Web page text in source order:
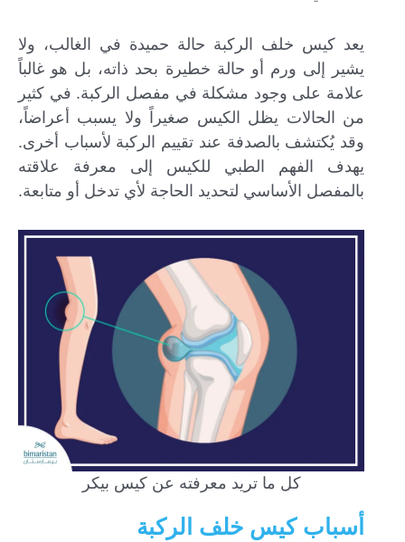
يعد كيس خلف الركبة حالة حميدة في الغالب، ولا
يشير إلى ورم أو حالة خطيرة بحد ذاته، بل هو غالباً
علامة على وجود مشكلة في مفصل الركبة. في كثير
من الحالات يظل الكيس صغيراً ولا يسبب أعراضاً،
وقد يُكتشف بالصدفة عند تقييم الركبة لأسباب أخرى.
يهدف الفهم الطبي للكيس إلى معرفة علاقته
بالمفصل الأساسي لتحديد الحاجة لأي تدخل أو متابعة.
كل ما تريد معرفته عن كيس بيكر
أسباب كيس خلف الركبة